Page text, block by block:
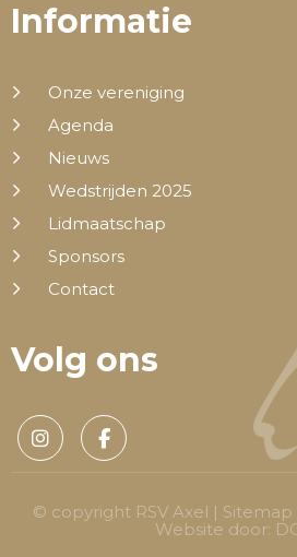
Informatie
Onze vereniging
Agenda
Nieuws
Wedstrijden 2025
Lidmaatschap
Sponsors
Contact
Volg ons
© copyright RSV Axel | Sitemap
Website door: